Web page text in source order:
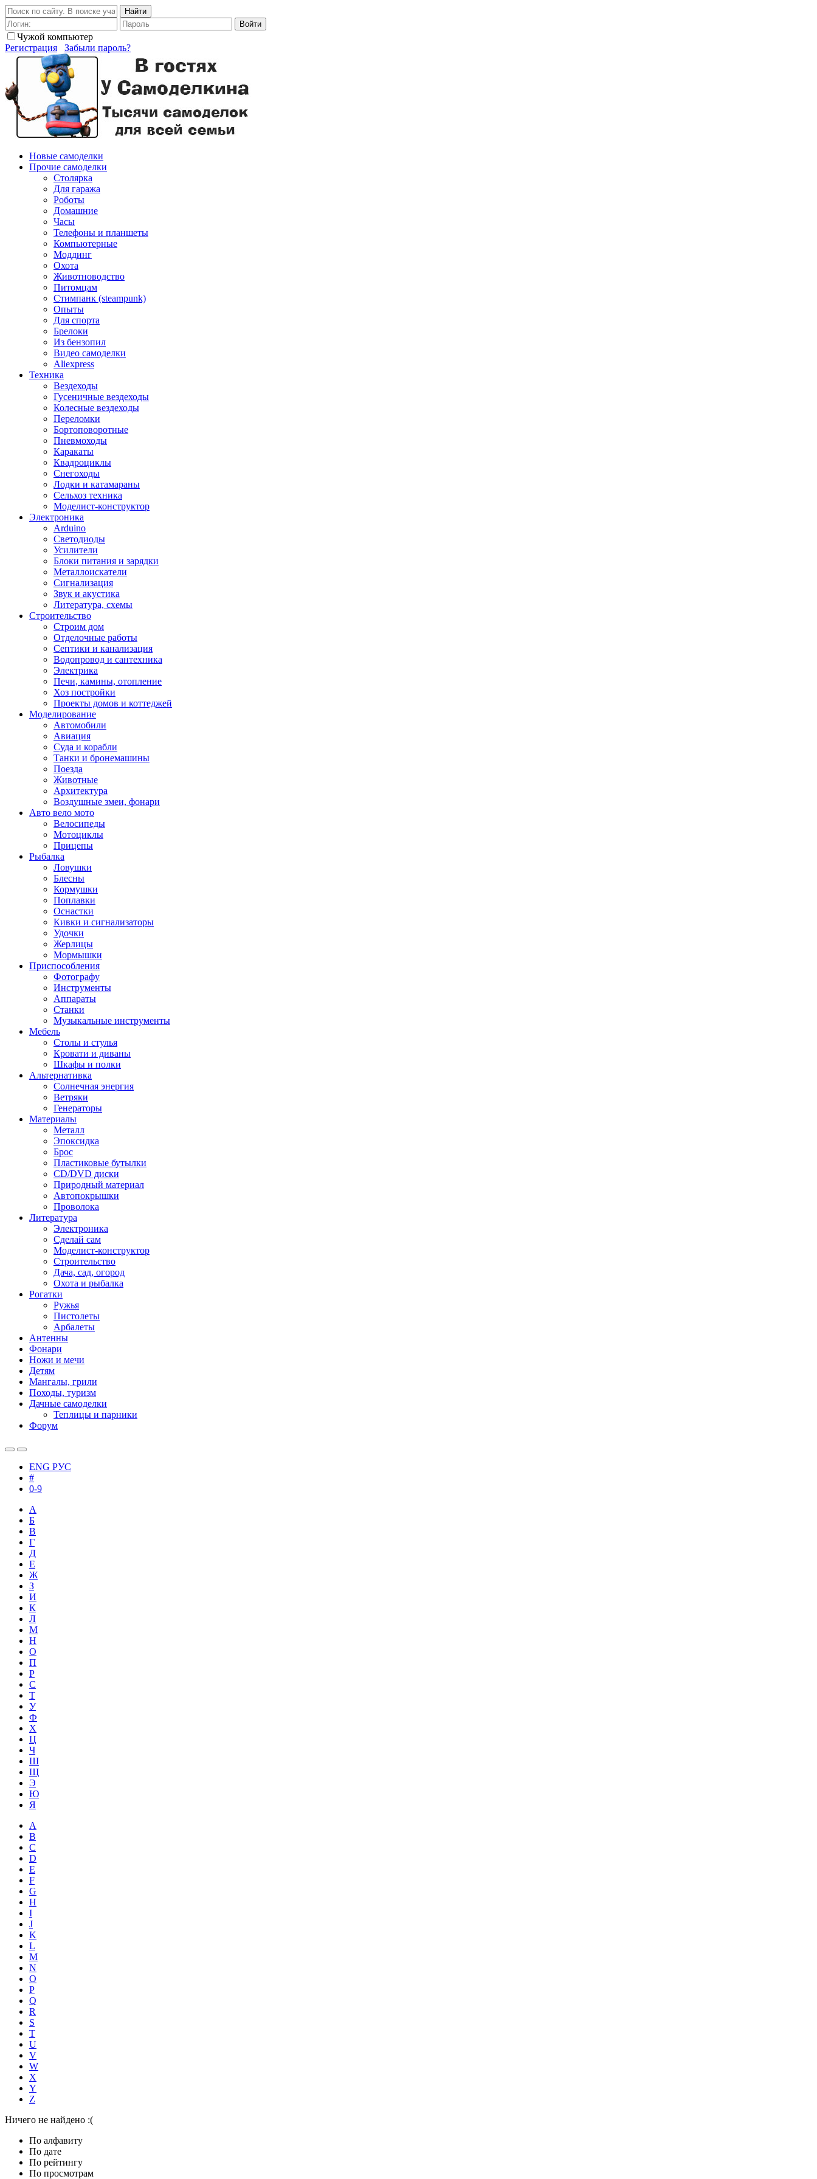
Найти
Войти
Чужой компьютер
Регистрация
Забыли пароль?
Новые самоделки
Прочие самоделки
Столярка
Для гаража
Роботы
Домашние
Часы
Телефоны и планшеты
Компьютерные
Моддинг
Охота
Животноводство
Питомцам
Стимпанк (steampunk)
Опыты
Для спорта
Брелоки
Из бензопил
Видео самоделки
Aliexpress
Техника
Вездеходы
Гусеничные вездеходы
Колесные вездеходы
Переломки
Бортоповоротные
Пневмоходы
Каракаты
Квадроциклы
Снегоходы
Лодки и катамараны
Сельхоз техника
Моделист-конструктор
Электроника
Arduino
Светодиоды
Усилители
Блоки питания и зарядки
Металлоискатели
Сигнализация
Звук и акустика
Литература, схемы
Строительство
Строим дом
Отделочные работы
Септики и канализация
Водопровод и сантехника
Электрика
Печи, камины, отопление
Хоз постройки
Проекты домов и коттеджей
Моделирование
Автомобили
Авиация
Суда и корабли
Танки и бронемашины
Поезда
Животные
Архитектура
Воздушные змеи, фонари
Авто вело мото
Велосипеды
Мотоциклы
Прицепы
Рыбалка
Ловушки
Блесны
Кормушки
Поплавки
Оснастки
Кивки и сигнализаторы
Удочки
Жерлицы
Мормышки
Приспособления
Фотографу
Инструменты
Аппараты
Станки
Музыкальные инструменты
Мебель
Столы и стулья
Кровати и диваны
Шкафы и полки
Альтернативка
Солнечная энергия
Ветряки
Генераторы
Материалы
Металл
Эпоксидка
Брос
Пластиковые бутылки
CD/DVD диски
Природный материал
Автопокрышки
Проволока
Литература
Электроника
Сделай сам
Моделист-конструктор
Строительство
Дача, сад, огород
Охота и рыбалка
Рогатки
Ружья
Пистолеты
Арбалеты
Антенны
Фонари
Ножи и мечи
Детям
Мангалы, грили
Походы, туризм
Дачные самоделки
Теплицы и парники
Форум
ENG РУС
#
0-9
А
Б
В
Г
Д
Е
Ж
З
И
К
Л
М
Н
О
П
Р
С
Т
У
Ф
Х
Ц
Ч
Ш
Щ
Э
Ю
Я
A
B
C
D
E
F
G
H
I
J
K
L
M
N
O
P
Q
R
S
T
U
V
W
X
Y
Z
Ничего не найдено :(
По алфавиту
По дате
По рейтингу
По просмотрам